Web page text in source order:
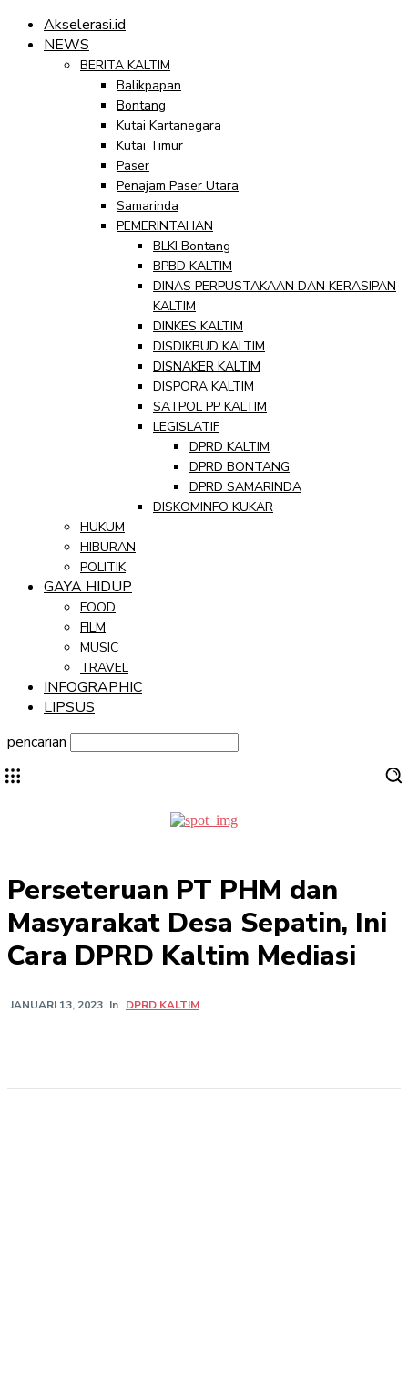
Akselerasi.id
NEWS
BERITA KALTIM
Balikpapan
Bontang
Kutai Kartanegara
Kutai Timur
Paser
Penajam Paser Utara
Samarinda
PEMERINTAHAN
BLKI Bontang
BPBD KALTIM
DINAS PERPUSTAKAAN DAN KERASIPAN
KALTIM
DINKES KALTIM
DISDIKBUD KALTIM
DISNAKER KALTIM
DISPORA KALTIM
SATPOL PP KALTIM
LEGISLATIF
DPRD KALTIM
DPRD BONTANG
DPRD SAMARINDA
DISKOMINFO KUKAR
HUKUM
HIBURAN
POLITIK
GAYA HIDUP
FOOD
FILM
MUSIC
TRAVEL
INFOGRAPHIC
LIPSUS
pencarian
Perseteruan PT PHM dan
Masyarakat Desa Sepatin, Ini
Cara DPRD Kaltim Mediasi
JANUARI 13, 2023 In DPRD KALTIM